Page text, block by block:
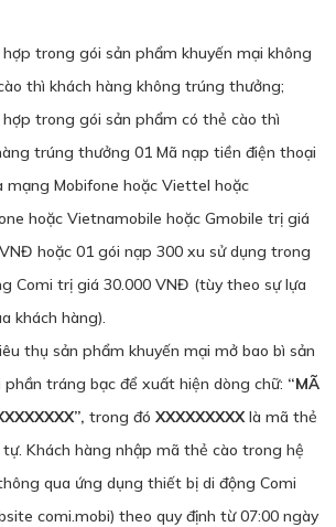
trong gói sản phẩm khuyến mại không
thì khách hàng không trúng thưởng;
hợp trong gói sản phẩm có thẻ cào thì
trúng thưởng 01 Mã nạp tiền điện thoại
mạng Mobifone hoặc Viettel hoặc
hoặc Vietnamobile hoặc Gmobile trị giá
hoặc 01 gói nạp 300 xu sử dụng trong
Comi trị giá 30.000 VNĐ (tùy theo sự lựa
khách hàng).
thụ sản phẩm khuyến mại mở bao bì sản
tráng bạc để xuất hiện dòng chữ: “MÃ
trong đó XXXXXXXXXlà mã thẻ
Khách hàng nhập mã thẻ cào trong hệ
qua ứng dụng thiết bị di động Comi
comi.mobi) theo quy định từ 07:00 ngày